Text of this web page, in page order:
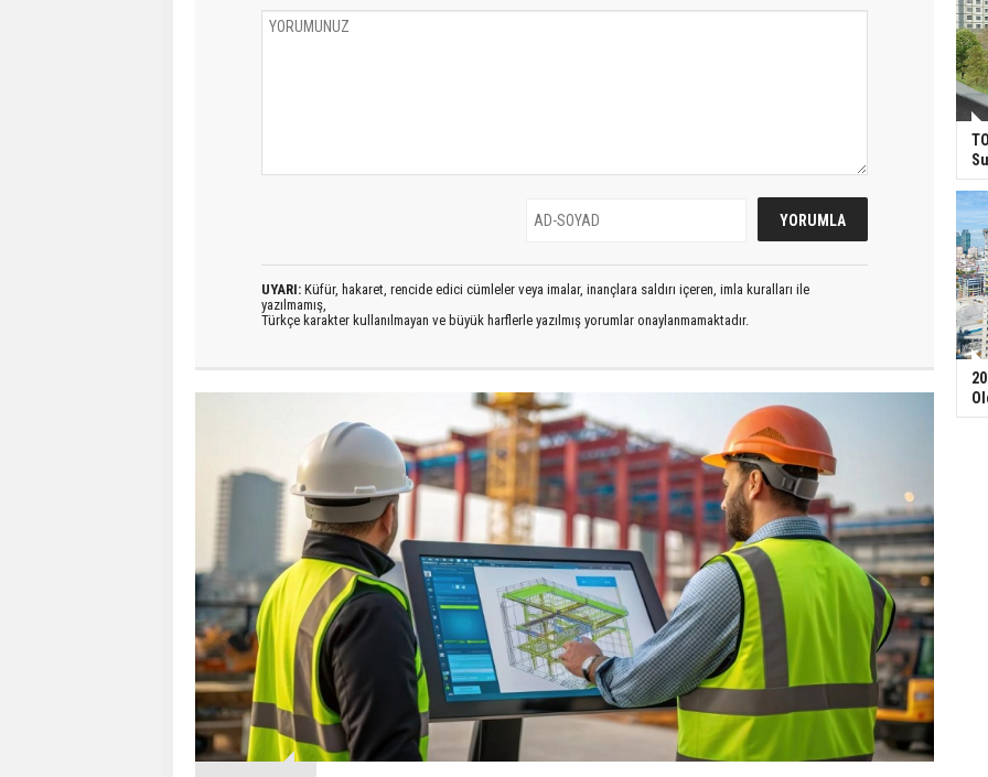
UYARI: Küfür, hakaret, rencide edici cümleler veya imalar, inançlara saldırı içeren, imla kuralları ile
yazılmamış,
Türkçe karakter kullanılmayan ve büyük harflerle yazılmış yorumlar onaylanmamaktadır.